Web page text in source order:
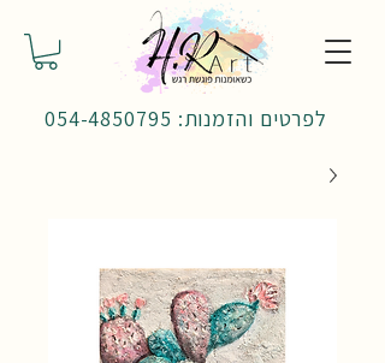
לפרטים והזמנות: 054-4850795